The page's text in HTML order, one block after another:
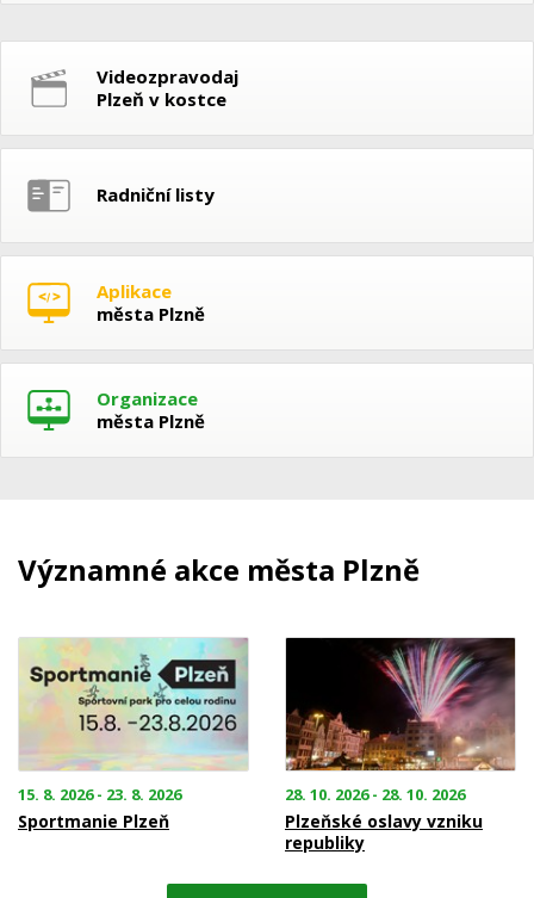
Videozpravodaj
Plzeň v kostce
Radniční listy
Aplikace
města Plzně
Organizace
města Plzně
Významné akce města Plzně
15. 8. 2026 - 23. 8. 2026
Sportmanie Plzeň
28. 10. 2026 - 28. 10. 2026
Plzeňské oslavy vzniku
republiky